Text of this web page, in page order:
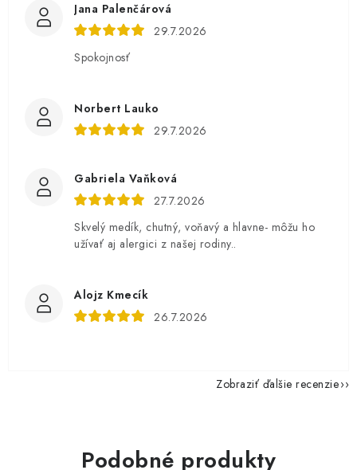
Jana Palenčárová
29.7.2026
Spokojnosť
Norbert Lauko
29.7.2026
Gabriela Vaňková
27.7.2026
Skvelý medík, chutný, voňavý a hlavne- môžu ho
užívať aj alergici z našej rodiny..
Alojz Kmecík
26.7.2026
Zobraziť ďalšie recenzie
Podobné produkty